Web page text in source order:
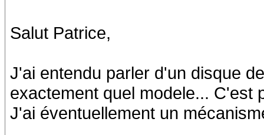
Salut Patrice,
J'ai entendu parler d'un disque
exactement quel modele... C'est
J'ai éventuellement un